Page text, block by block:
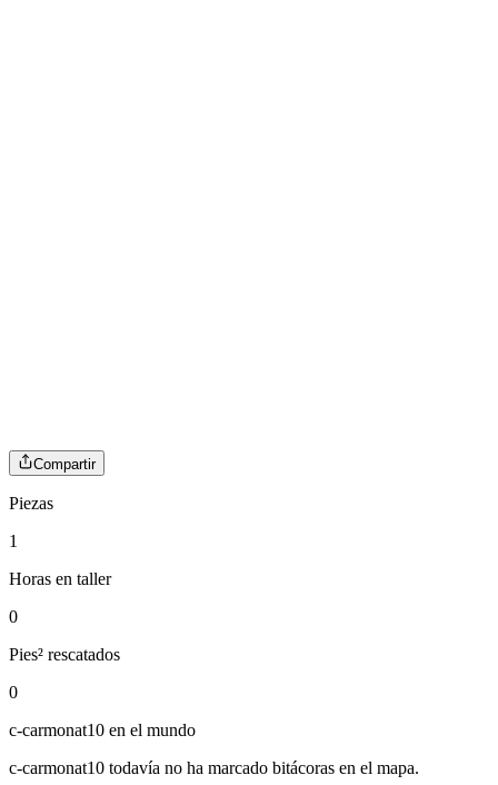
Compartir
Piezas
1
Horas en taller
0
Pies² rescatados
0
c-carmonat10 en el mundo
c-carmonat10 todavía no ha marcado bitácoras en el mapa.